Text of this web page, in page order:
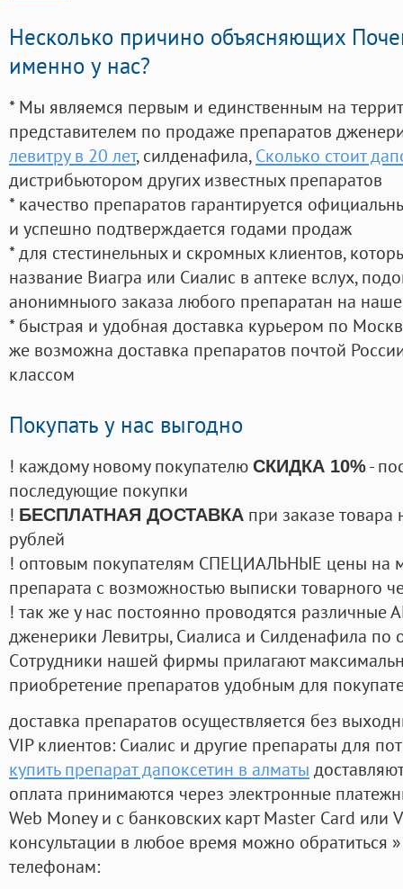
Несколько причино объясняющих
именно у нас?
* Мы являемся первым и единственным на
представителем по продаже препаратов
левитру в 20 лет, силденафила, Сколько стоит
дистрибьютором других известных препаратов
* качество препаратов гарантируется
и успешно подтверждается годами продаж
* для стестинельных и скромных клиентов,
название Виагра или Сиалис в аптеке вслух,
анонимныого заказа любого препаратан на
* быстрая и удобная доставка курьером по
же возможна доставка препаратов почтой
классом
Покупать у нас выгодно
! каждому новому покупателю СКИДКА 10%-
последующие покупки
! БЕСПЛАТНАЯ ДОСТАВКА при заказе
рублей
! оптовым покупателям СПЕЦИАЛЬНЫЕ цены на
препарата с возможностью выписки товарного
! так же у нас постоянно проводятся
дженерики Левитры, Сиалиса и Силденафила по
Cотрудники нашей фирмы прилагают
приобретение препаратов удобным для
доставка препаратов осуществляется без
VIP клиентов: Сиалис и другие препараты для
купить препарат дапоксетин в алматы
оплата принимаются через электронные
Web Money и с банковских карт Master Card или
консультации в любое время можно обратиться
телефонам: